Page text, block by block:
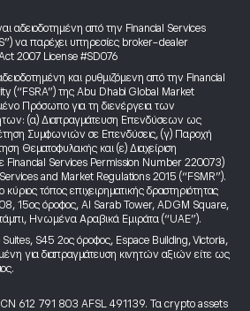
αδειοδοτημένη από την Financial Services
να παρέχει υπηρεσίες broker-dealer
2007 License #SD076
και ρυθμιζόμενη από την Financial
(“FSRA”) της Abu Dhabi Global Market
Πρόσωπο για τη διενέργεια των
(α) Διαπραγμάτευση Επενδύσεων ως
Συμφωνιών σε Επενδύσεις, (γ) Παροχή
Θεματοφυλακής και (ε) Διαχείριση
Financial Services Permission Number 220073)
and Market Regulations 2015 (“FSMR”).
τόπος επιχειρηματικής δραστηριότητας
15ος όροφος, Al Sarab Tower, ADGM Square,
Ηνωμένα Αραβικά Εμιράτα (“UAE”).
S45 2ος όροφος, Espace Building, Victoria,
για διαπραγμάτευση κινητών αξιών είτε ως
612 791 803 AFSL 491139. Τα crypto assets